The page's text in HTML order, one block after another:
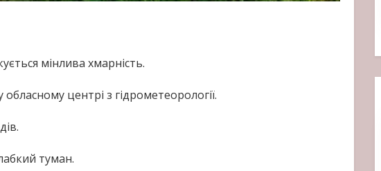
мінлива хмарність.
центрі з гідрометеорології.
туман.